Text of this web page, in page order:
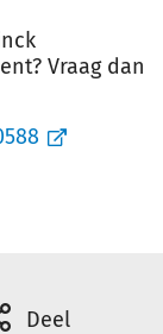
Vraag dan
Deel